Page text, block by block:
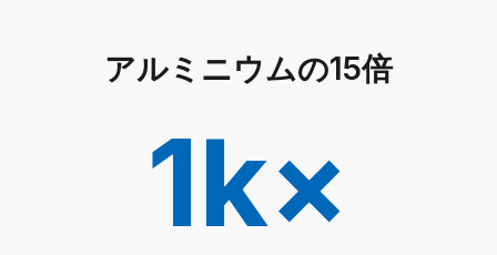
アルミニウムの15倍
1k×